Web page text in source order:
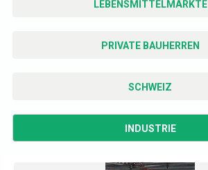
LEBENSMITTELMÄRKTE
PRIVATE BAUHERREN
SCHWEIZ
INDUSTRIE